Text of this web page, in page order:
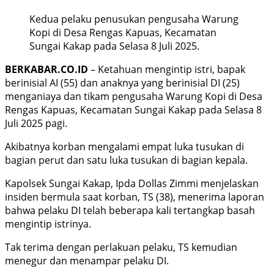
Kedua pelaku penusukan pengusaha Warung
Kopi di Desa Rengas Kapuas, Kecamatan
Sungai Kakap pada Selasa 8 Juli 2025.
BERKABAR.CO.ID – Ketahuan mengintip istri, bapak
berinisial AI (55) dan anaknya yang berinisial DI (25)
menganiaya dan tikam pengusaha Warung Kopi di Desa
Rengas Kapuas, Kecamatan Sungai Kakap pada Selasa 8
Juli 2025 pagi.
Akibatnya korban mengalami empat luka tusukan di
bagian perut dan satu luka tusukan di bagian kepala.
Kapolsek Sungai Kakap, Ipda Dollas Zimmi menjelaskan
insiden bermula saat korban, TS (38), menerima laporan
bahwa pelaku DI telah beberapa kali tertangkap basah
mengintip istrinya.
Tak terima dengan perlakuan pelaku, TS kemudian
menegur dan menampar pelaku DI.